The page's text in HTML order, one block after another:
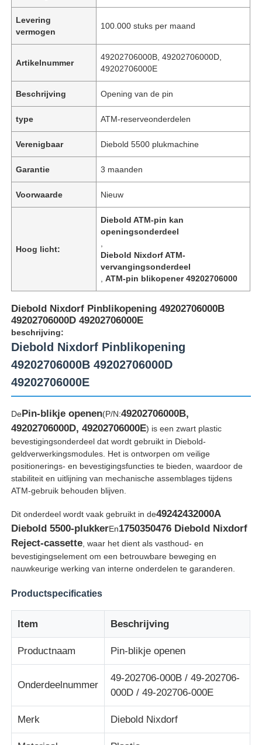
Thuis
Producten
Videos
Over ons
Levering
vermogen
100.000 stuks per maand
Artikelnummer
49202706000B, 49202706000D,
49202706000E
Beschrijving Opening van de pin
type ATM-reserveonderdelen
Verenigbaar Diebold 5500 plukmachine
Garantie 3 maanden
Voorwaarde Nieuw
Hoog licht:
Diebold ATM-pin kan
openingsonderdeel
Diebold Nixdorf ATM-
vervangingsonderdeel
,ATM-pin blikopener 49202706000
Diebold Nixdorf Pinblikopening 49202706000B
49202706000D 49202706000E
beschrijving:
Diebold Nixdorf Pinblikopening
49202706000B 49202706000D
49202706000E
DePin-blikje openen(P/N:49202706000B,
49202706000D, 49202706000E) is een zwart plastic
bevestigingsonderdeel dat wordt gebruikt in Diebold-
geldverwerkingsmodules. Het is ontworpen om veilige
positionerings- en bevestigingsfuncties te bieden, waardoor de
stabiliteit en uitlijning van mechanische assemblages tijdens
ATM-gebruik behouden blijven.
Dit onderdeel wordt vaak gebruikt in de49242432000A
Diebold 5500-plukkerEn1750350476 Diebold Nixdorf
Reject-cassette , waar het dient als vasthoud- en
bevestigingselement om een ​​betrouwbare beweging en
nauwkeurige werking van interne onderdelen te garanderen.
Productspecificaties
Item Beschrijving
Productnaam Pin-blikje openen
Onderdeelnummer
49-202706-000B / 49-202706-
000D / 49-202706-000E
Merk Diebold Nixdorf